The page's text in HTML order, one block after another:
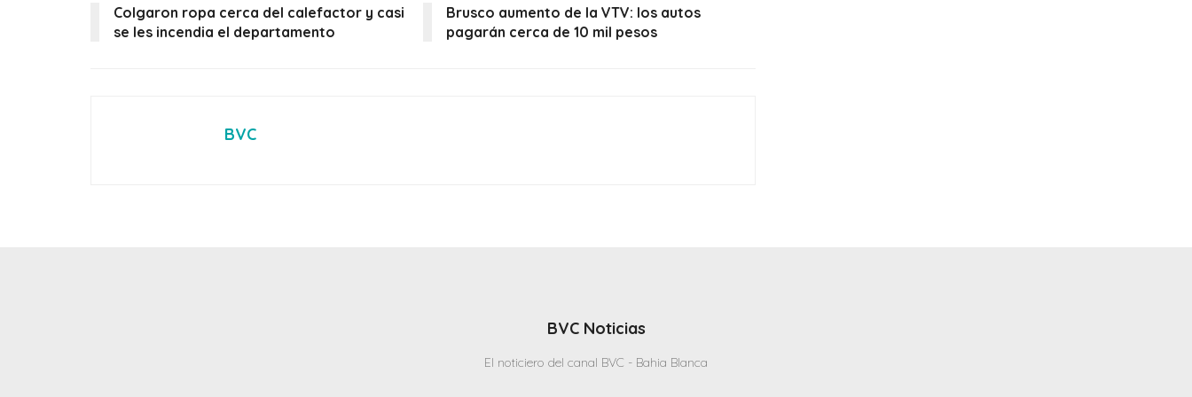
Colgaron ropa cerca del calefactor y casi
se les incendia el departamento
Brusco aumento de la VTV: los autos
pagarán cerca de 10 mil pesos
BVC
BVC Noticias
El noticiero del canal BVC - Bahia Blanca